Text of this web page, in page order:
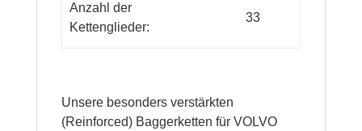
Anzahl der
Kettenglieder:
33
Unsere besonders verstärkten
(Reinforced) Baggerketten für VOLVO